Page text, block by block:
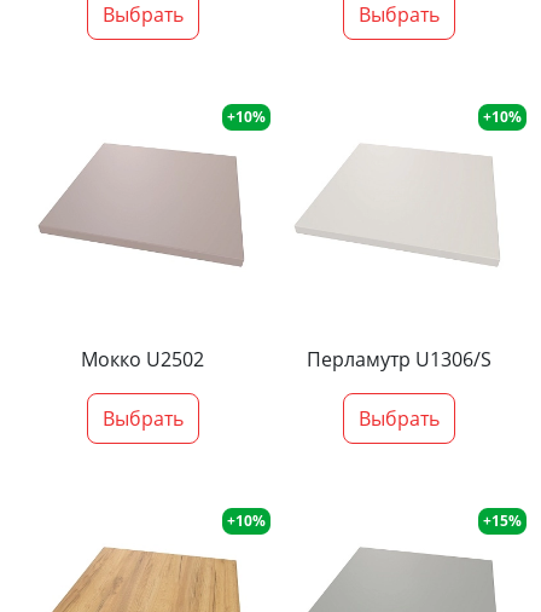
Выбрать Выбрать
+10%
Мокко U2502
Выбрать
+10%
Перламутр U1306/S
Выбрать
+10% +15%